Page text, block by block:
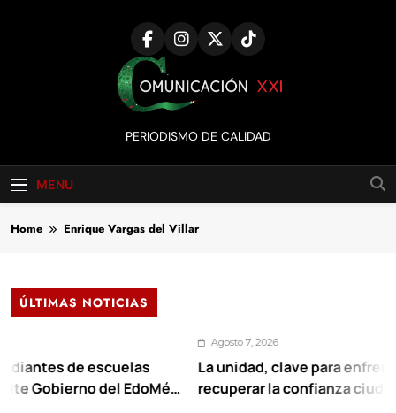
Comunicación
XXI
PERIODISMO DE CALIDAD
MENU
Home Enrique Vargas del Villar
ÚLTIMAS NOTICIAS
escuelas
del EdoMéx
Agosto 7, 2026
La unidad, clave para enfrentar los
recuperar la confianza ciudadana: